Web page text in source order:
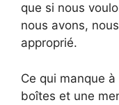
que si nous
nous avons,
approprié.
Ce qui manque
boîtes et une